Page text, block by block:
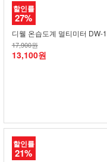
할인률
27%
디웰 온습도계 멀티미터 DW-
17,900원
13,100원
할인률
21%